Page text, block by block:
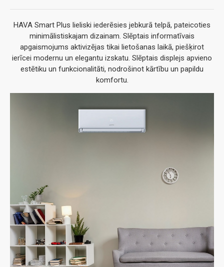
HAVA Smart Plus lieliski iederēsies jebkurā telpā, pateicoties
minimālistiskajam dizainam. Slēptais informatīvais
apgaismojums aktivizējas tikai lietošanas laikā, piešķirot
ierīcei modernu un elegantu izskatu. Slēptais displejs apvieno
estētiku un funkcionalitāti, nodrošinot kārtību un papildu
komfortu.